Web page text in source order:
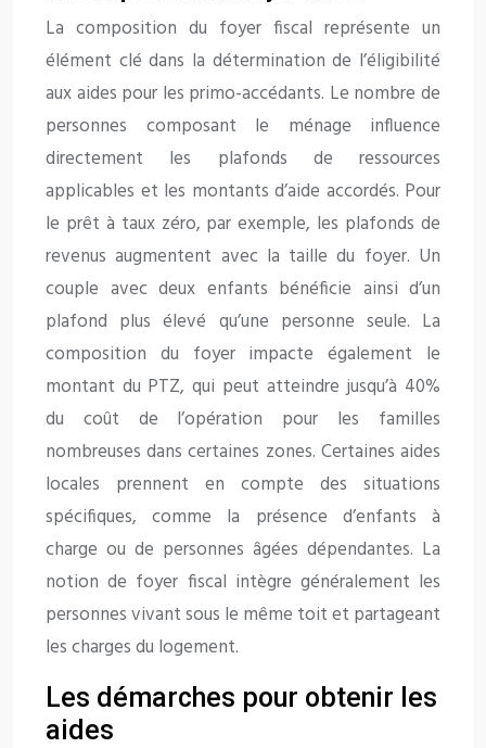
La composition du foyer fiscal représente un
élément clé dans la détermination de l’éligibilité
aux aides pour les primo-accédants. Le nombre de
personnes composant le ménage influence
directement les plafonds de ressources
applicables et les montants d’aide accordés. Pour
le prêt à taux zéro, par exemple, les plafonds de
revenus augmentent avec la taille du foyer. Un
couple avec deux enfants bénéficie ainsi d’un
plafond plus élevé qu’une personne seule. La
composition du foyer impacte également le
montant du PTZ, qui peut atteindre jusqu’à 40%
du coût de l’opération pour les familles
nombreuses dans certaines zones. Certaines aides
locales prennent en compte des situations
spécifiques, comme la présence d’enfants à
charge ou de personnes âgées dépendantes. La
notion de foyer fiscal intègre généralement les
personnes vivant sous le même toit et partageant
les charges du logement.
Les démarches pour obtenir les
aides